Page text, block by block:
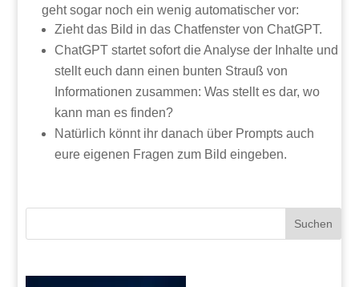
geht sogar noch ein wenig automatischer vor:
Zieht das Bild in das Chatfenster von ChatGPT.
ChatGPT startet sofort die Analyse der Inhalte und
stellt euch dann einen bunten Strauß von
Informationen zusammen: Was stellt es dar, wo
kann man es finden?
Natürlich könnt ihr danach über Prompts auch
eure eigenen Fragen zum Bild eingeben.